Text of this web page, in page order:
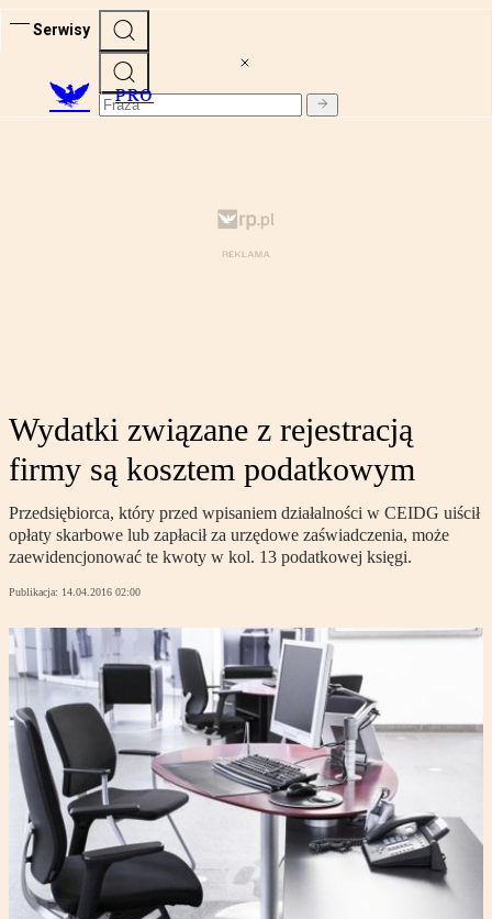
Serwisy
PRO
Wydatki związane z rejestracją
firmy są kosztem podatkowym
Przedsiębiorca, który przed wpisaniem działalności w CEIDG uiścił
opłaty skarbowe lub zapłacił za urzędowe zaświadczenia, może
zaewidencjonować te kwoty w kol. 13 podatkowej księgi.
Publikacja: 14.04.2016 02:00